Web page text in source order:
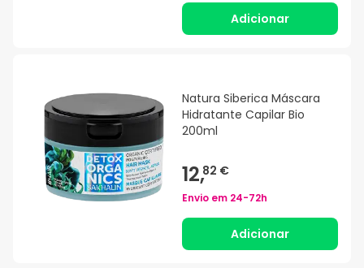
Adicionar
Natura Siberica Máscara
Hidratante Capilar Bio
200ml
12,82 €
Envio em 24-72h
Adicionar